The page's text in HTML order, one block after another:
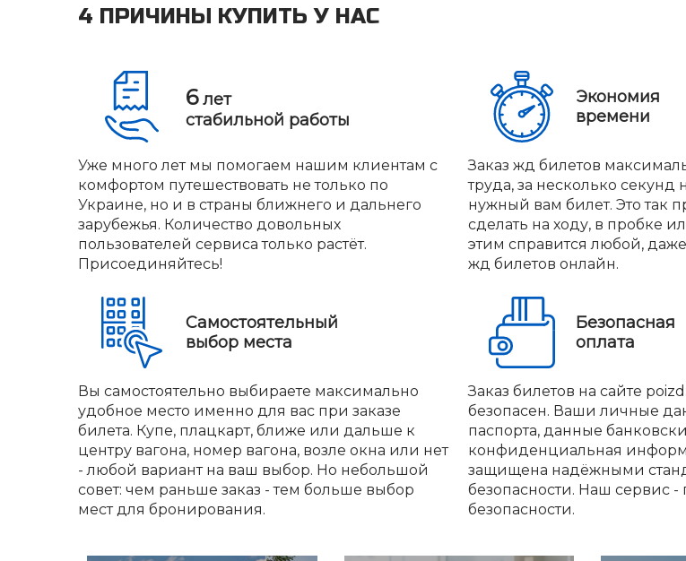
4 ПРИЧИНЫ КУПИТЬ У НАС
6лет
стабильной работы
Уже много лет мы помогаем нашим клиентам с
комфортом путешествовать не только по
Украине, но и в страны ближнего и дальнего
зарубежья. Количество довольных
пользователей сервиса только растёт.
Присоединяйтесь!
Экономия
времени
Заказ жд билетов
труда, за несколько секунд
нужный вам билет. Это так
сделать на ходу, в пробке
этим справится любой, даже
жд билетов онлайн.
Самостоятельный
выбор места
Вы самостоятельно выбираете максимально
удобное место именно для вас при заказе
билета. Купе, плацкарт, ближе или дальше к
центру вагона, номер вагона, возле окна или нет
- любой вариант на ваш выбор. Но небольшой
совет: чем раньше заказ - тем больше выбор
мест для бронирования.
Безопасная
оплата
Заказ билетов на сайте
безопасен. Ваши личные
паспорта, данные
конфиденциальная
защищена надёжными
безопасности. Наш сервис -
безопасности.